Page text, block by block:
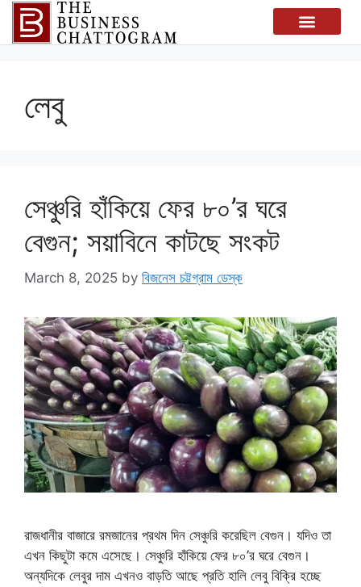
লেবু
সেঞ্চুরি হাঁকিয়ে ফের ৮০’র ঘরে
বেগুন; সয়াবিনে কাটছে সংকট
March 8, 2025 by বিজনেস চট্টগ্রাম ডেস্ক
রাজধানীর বাজারে রমজানের প্রথম দিন সেঞ্চুরি করেছিল বেগুন। যদিও তা
এখন কিছুটা কমে এসেছে। সেঞ্চুরি হাঁকিয়ে ফের ৮০’র ঘরে বেগুন।
অন্যদিকে লেবুর দাম এখনও বাড়তি আছে প্রতি হালি লেবু বিক্রি হচ্ছে